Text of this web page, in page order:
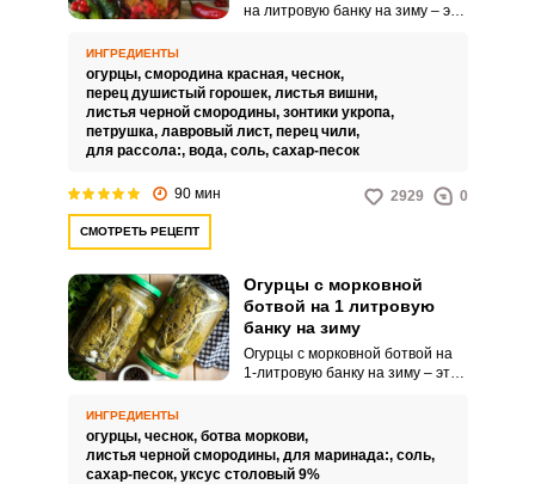
на литровую банку на зиму – это
точно украсит ваш домашний
или праздничный стол.
Угощение порадует
насыщенным вкусом и
удивительным ароматом.
ИНГРЕДИЕНТЫ
огурцы, смородина красная, чеснок,
перец душистый горошек, листья вишни,
листья черной смородины, зонтики укропа,
петрушка, лавровый лист, перец чили,
для рассола:, вода, соль, сахар-песок
90 мин 2929 0
СМОТРЕТЬ РЕЦЕПТ
Огурцы с морковной
ботвой на 1 литровую
банку на зиму
Огурцы с морковной ботвой на
1-литровую банку на зиму – это
неповторимый вкус морковной
ботвы и свежих огурцов,
создавая настоящий
ИНГРЕДИЕНТЫ
огурцы, чеснок, ботва моркови,
листья черной смородины, для маринада:, соль,
сахар-песок, уксус столовый 9%